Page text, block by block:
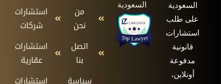
السعودية
على طلب
استشارات
قانونية
مدفوعة
أونلاين،
من
نحن
اتصل
بنا
سياسة
استشارات
شركات
استشارات
عقارية
استشارات
السعودية